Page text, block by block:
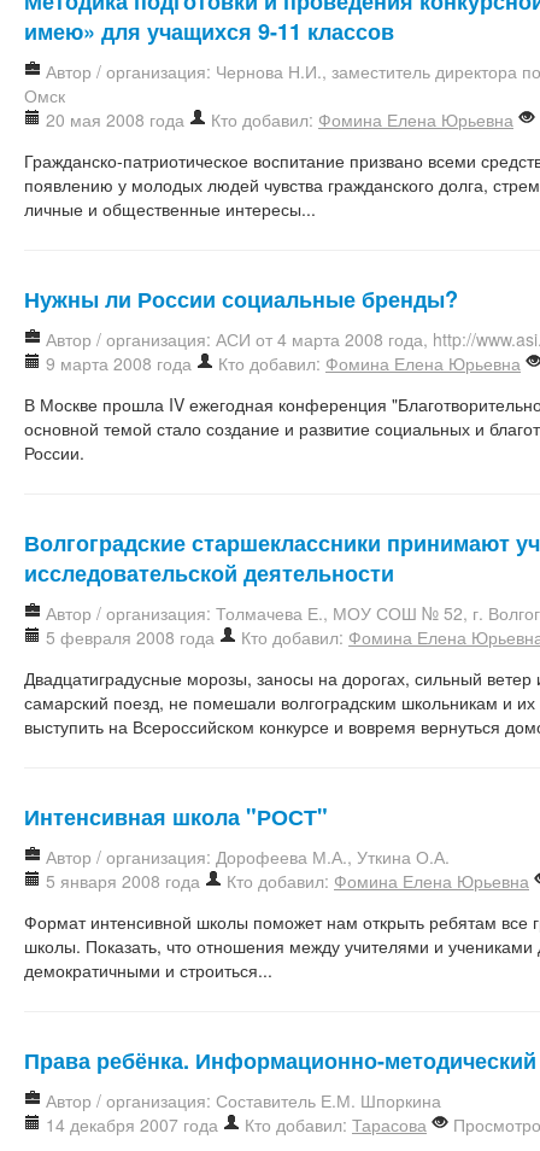
имею» для учащихся 9-11 классов
Автор / организация: Чернова Н.И., заместитель
Омск
20 мая 2008 года
Кто добавил: Фомина Елена Юрьевна
Гражданско-патриотическое воспитание призвано всеми
появлению у молодых людей чувства гражданского долга,
личные и общественные интересы...
Нужны ли России социальные бренды?
Автор / организация: АСИ от 4 марта 2008 года, http://
9 марта 2008 года
Кто добавил: Фомина Елена Юрьевна
В Москве прошла IV ежегодная конференция
основной темой стало создание и развитие социальных и
России.
Волгоградские старшеклассники принимают
исследовательской деятельности
Автор / организация: Толмачева Е., МОУ СОШ № 52, г.
5 февраля 2008 года
Кто добавил: Фомина Елена
Двадцатиградусные морозы, заносы на дорогах, сильный
самарский поезд, не помешали волгоградским школьникам и их
выступить на Всероссийском конкурсе и вовремя вернуться
Интенсивная школа "РОСТ"
Автор / организация: Дорофеева М.А., Уткина О.А.
5 января 2008 года
Кто добавил: Фомина Елена Юрьевна
Формат интенсивной школы поможет нам открыть ребятам все
школы. Показать, что отношения между учителями и учениками
демократичными и строиться...
Права ребёнка. Информационно-
Автор / организация: Составитель Е.М. Шпоркина
14 декабря 2007 года
Кто добавил: Тарасова